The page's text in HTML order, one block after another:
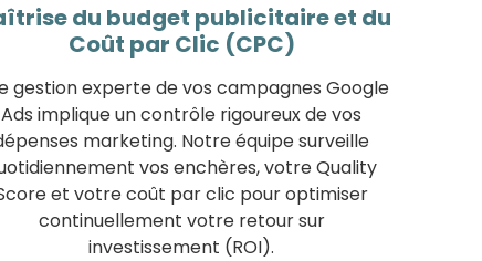
du budget publicitaire et du
Coût par Clic (CPC)
gestion experte de vos campagnes Google
Ads implique un contrôle rigoureux de vos
marketing. Notre équipe surveille
vos enchères, votre Quality
et votre coût par clic pour optimiser
continuellement votre retour sur
investissement (ROI).